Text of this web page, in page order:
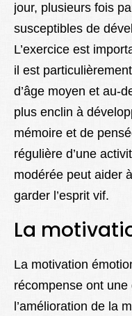
jour, plusieurs fois
susceptibles de
L’exercice est
il est
d’âge moyen et au-
plus enclin à
mémoire et de
régulière d’une
modérée peut aider
garder l’esprit vif.
La
La motivation
récompense ont
l’amélioration de la